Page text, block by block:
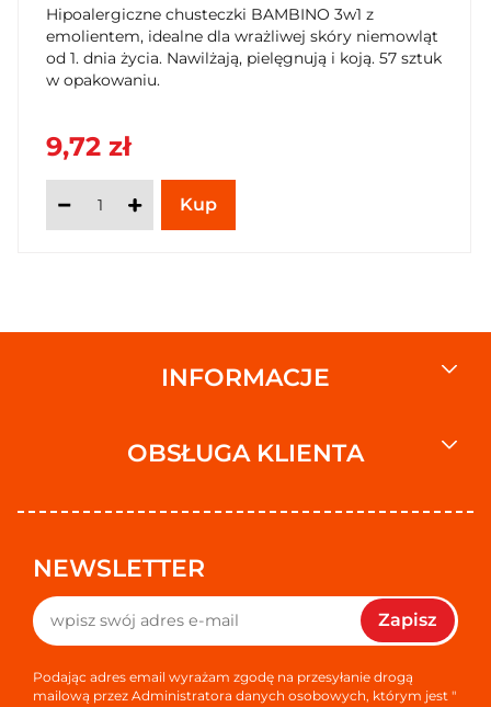
Hipoalergiczne chusteczki BAMBINO 3w1 z
emolientem, idealne dla wrażliwej skóry niemowląt
od 1. dnia życia. Nawilżają, pielęgnują i koją. 57 sztuk
w opakowaniu.
9,72 zł
INFORMACJE
OBSŁUGA KLIENTA
NEWSLETTER
Zapisz
Podając adres email wyrażam zgodę na przesyłanie drogą
mailową przez Administratora danych osobowych, którym jest "